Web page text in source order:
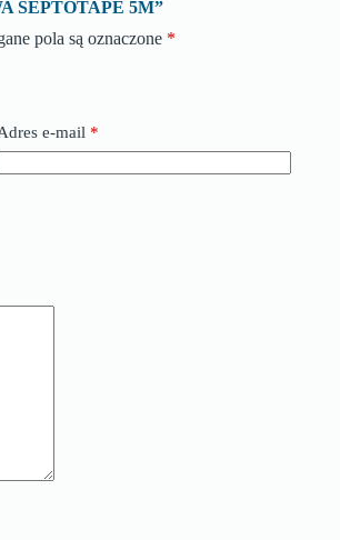
SEPTOTAPE 5M”
pola są oznaczone *
e-mail *